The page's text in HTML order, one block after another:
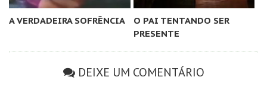
A VERDADEIRA SOFRÊNCIA
O PAI TENTANDO SER
PRESENTE
DEIXE UM COMENTÁRIO